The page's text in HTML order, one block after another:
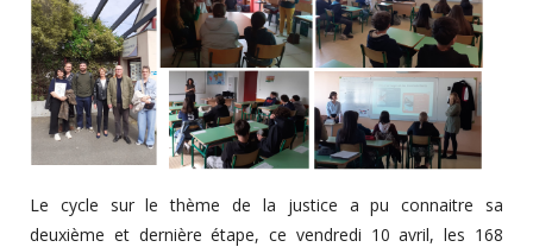
Le cycle sur le thème de la justice a pu connaitre sa
deuxième et dernière étape, ce vendredi 10 avril, les 168